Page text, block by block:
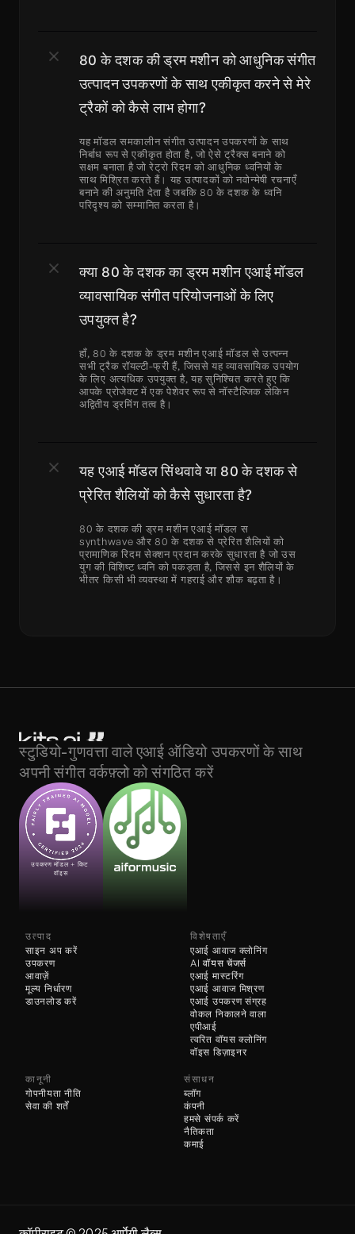
80 के दशक की ड्रम मशीन को आधुनिक संगीत
उत्पादन उपकरणों के साथ एकीकृत करने से मेरे
ट्रैकों को कैसे लाभ होगा?
यह मॉडल समकालीन संगीत उत्पादन उपकरणों के साथ
निर्बाध रूप से एकीकृत होता है, जो ऐसे ट्रैक्स बनाने को
सक्षम बनाता है जो रेट्रो रिदम को आधुनिक ध्वनियों के
साथ मिश्रित करते हैं। यह उत्पादकों को नवोन्मेषी रचनाएँ
बनाने की अनुमति देता है जबकि 80 के दशक के ध्वनि
परिदृश्य को सम्मानित करता है।
क्या 80 के दशक का ड्रम मशीन एआई मॉडल
व्यावसायिक संगीत परियोजनाओं के लिए
उपयुक्त है?
हाँ, 80 के दशक के ड्रम मशीन एआई मॉडल से उत्पन्न
सभी ट्रैक रॉयल्टी-फ्री हैं, जिससे यह व्यावसायिक उपयोग
के लिए अत्यधिक उपयुक्त है, यह सुनिश्चित करते हुए कि
आपके प्रोजेक्ट में एक पेशेवर रूप से नॉस्टैल्जिक लेकिन
अद्वितीय ड्रमिंग तत्व है।
यह एआई मॉडल सिंथवावे या 80 के दशक से
प्रेरित शैलियों को कैसे सुधारता है?
80 के दशक की ड्रम मशीन एआई मॉडल स
synthwave और 80 के दशक से प्रेरित शैलियों को
प्रामाणिक रिदम सेक्शन प्रदान करके सुधारता है जो उस
युग की विशिष्ट ध्वनि को पकड़ता है, जिससे इन शैलियों के
भीतर किसी भी व्यवस्था में गहराई और शौक बढ़ता है।
स्टुडियो-गुणवत्ता वाले एआई ऑडियो उपकरणों के साथ
अपनी संगीत वर्कफ़्लो को संगठित करें
उपकरण मॉडल + किट
वॉइस
उत्पाद
साइन अप करें
उपकरण
आवाज़ें
मूल्य निर्धारण
डाउनलोड करें
विशेषताएँ
एआई आवाज क्लोनिंग
एआई आवाज मिश्रण
AI वॉयस चेंजर्स
एआई मास्टरिंग
एआई उपकरण संग्रह
वोकल निकालने वाला
एपीआई
त्वरित वॉयस क्लोनिंग
वॉइस डिज़ाइनर
कानूनी
गोपनीयता नीति
सेवा की शर्तें
संसाधन
ब्लॉग
कंपनी
हमसे संपर्क करें
नैतिकता
कमाई